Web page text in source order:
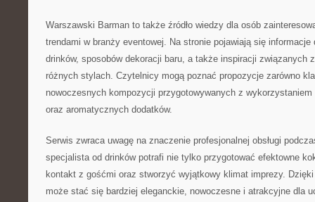
Warszawski Barman to także źródło wiedzy dla osób
trendami w branży eventowej. Na stronie pojawiają się
drinków, sposobów dekoracji baru, a także inspiracji związanych
różnych stylach. Czytelnicy mogą poznać propozycje zarówno
nowoczesnych kompozycji przygotowywanych z
oraz aromatycznych dodatków.
Serwis zwraca uwagę na znaczenie profesjonalnej obsługi
specjalista od drinków potrafi nie tylko przygotować efektowne
kontakt z gośćmi oraz stworzyć wyjątkowy klimat imprezy.
może stać się bardziej eleganckie, nowoczesne i atrakcyjne dla